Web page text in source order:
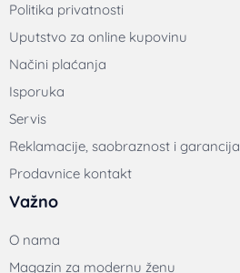
Politika privatnosti
Uputstvo za online kupovinu
Načini plaćanja
Isporuka
Servis
Reklamacije, saobraznost i garancija
Prodavnice kontakt
Važno
O nama
Magazin za modernu ženu